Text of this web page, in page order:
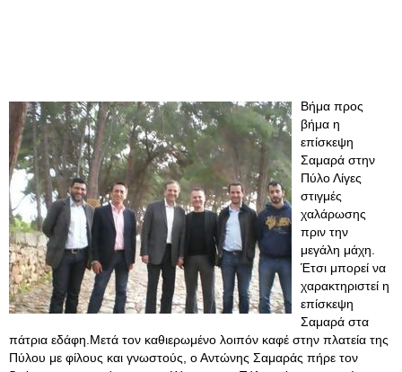
Βήμα προς
βήμα η
επίσκεψη
Σαμαρά στην
Πύλο Λίγες
στιγμές
χαλάρωσης
πριν την
μεγάλη μάχη.
Έτσι μπορεί να
χαρακτηριστεί η
επίσκεψη
Σαμαρά στα
πάτρια εδάφη.Μετά τον καθιερωμένο λοιπόν καφέ στην πλατεία της
Πύλου με φίλους και γνωστούς, ο Αντώνης Σαμαράς πήρε τον